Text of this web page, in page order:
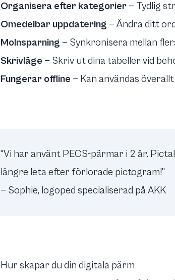
Organisera efter kategorier — Tydlig
Omedelbar uppdatering — Ändra ditt
Molnsparning — Synkronisera mellan
Skrivläge — Skriv ut dina tabeller vid
Fungerar offline — Kan användas
"Vi har använt PECS-pärmar i 2 år.
längre leta efter förlorade pictogram!"
— Sophie, logoped specialiserad på AKK
Hur skapar du din digitala pärm